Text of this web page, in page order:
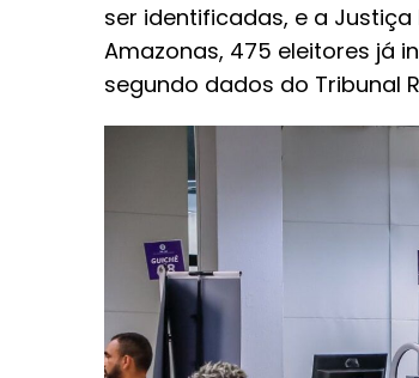
ser identificadas, e a
Amazonas, 475 eleitores já
segundo dados do Tribunal